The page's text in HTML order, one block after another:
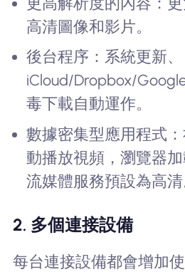
高清圖像和影片。
後台程序：系統更新、
iCloud/Dropbox/
毒下載自動運作。
數據密集型應用程式
動播放視頻，瀏覽器
流媒體服務預設為高清
2. 多個連接設備
每台連接設備都會增加